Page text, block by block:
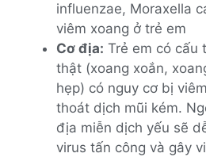
influenzae, Moraxella
viêm xoang ở trẻ em
Cơ địa: Trẻ em có cấu
thật (xoang xoắn,
hẹp) có nguy cơ bị
thoát dịch mũi kém.
địa miễn dịch yếu sẽ
virus tấn công và gây